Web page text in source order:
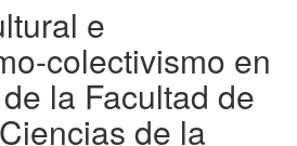
e
colectivismo en
la Facultad de
de la